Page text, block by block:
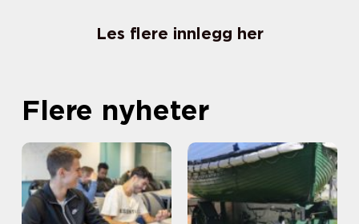
Les flere innlegg her
Flere nyheter